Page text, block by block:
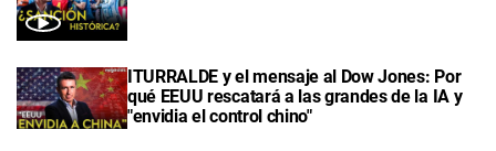
ITURRALDE y el mensaje al Dow Jones: Por
qué EEUU rescatará a las grandes de la IA y
"envidia el control chino"